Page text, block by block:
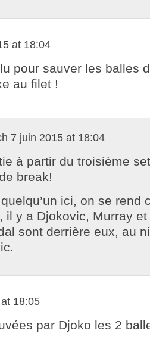
at 18:04
pour sauver les balles
au filet !
7 juin 2015 at 18:04
à partir du troisième
break!
ici, on se rend
il y a Djokovic, Murray
sont derrière eux, au
18:05
par Djoko les 2